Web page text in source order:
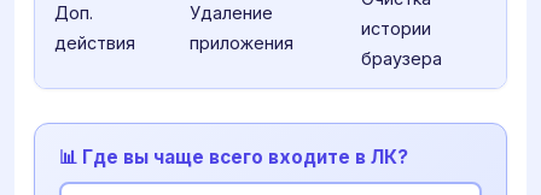
Доп.
действия
Удаление
приложения
истории
браузера
📊 Где вы чаще всего входите в ЛК?